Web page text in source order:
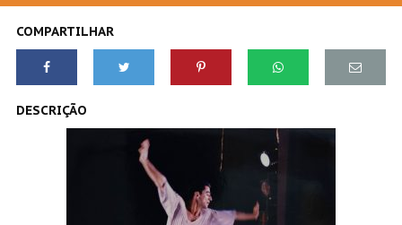
COMPARTILHAR
DESCRIÇÃO